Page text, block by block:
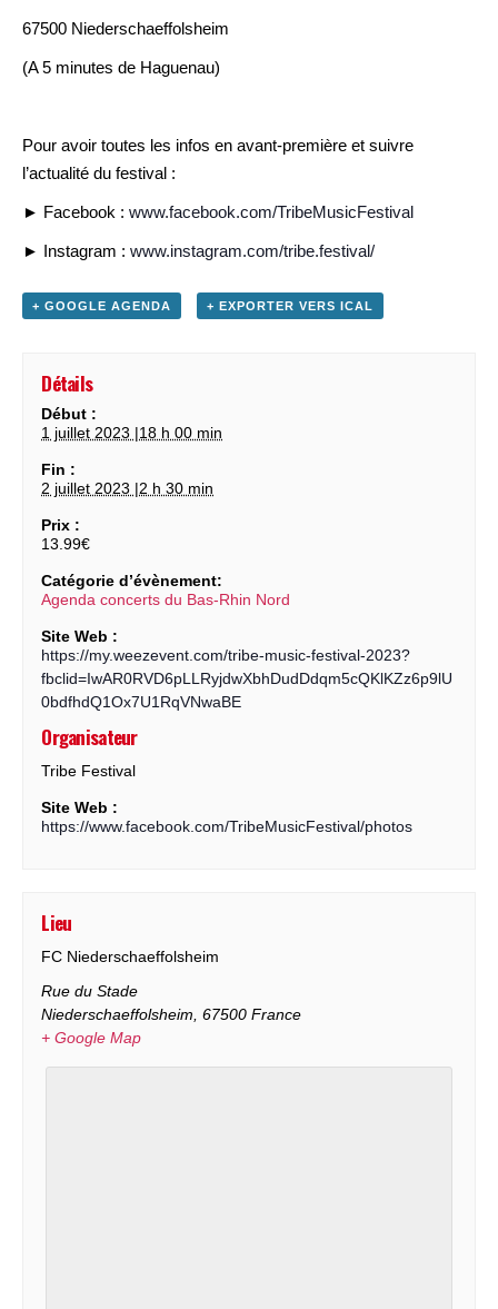
67500 Niederschaeffolsheim
(A 5 minutes de Haguenau)
Pour avoir toutes les infos en avant-première et suivre
l’actualité du festival :
► Facebook : www.facebook.com/TribeMusicFestival
► Instagram : www.instagram.com/tribe.festival/
+ GOOGLE AGENDA + EXPORTER VERS ICAL
Détails
Début :
1 juillet 2023 |18 h 00 min
Fin :
2 juillet 2023 |2 h 30 min
Prix :
13.99€
Catégorie d’évènement:
Agenda concerts du Bas-Rhin Nord
Site Web :
https://my.weezevent.com/tribe-music-festival-2023?
fbclid=IwAR0RVD6pLLRyjdwXbhDudDdqm5cQKlKZz6p9lU
0bdfhdQ1Ox7U1RqVNwaBE
Organisateur
Tribe Festival
Site Web :
https://www.facebook.com/TribeMusicFestival/photos
Lieu
FC Niederschaeffolsheim
Rue du Stade
Niederschaeffolsheim 67500 France
+ Google Map